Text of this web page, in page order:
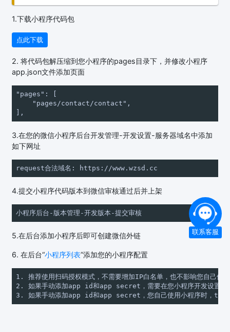
1.下载小程序代码包
点此下载
2. 将代码包解压缩到您小程序的pages目录下，并修改小程序
app.json文件添加页面
"pages": [
    "pages/contact/contact",
3.在您的微信小程序后台开发管理-开发设置-服务器域名中添加
如下网址
request合法域名: https://www.wzsd.cc
4.提交小程序代码版本到微信审核通过后并上架
小程序后台-版本管理-开发版本-提交审核
5.在后台添加小程序后即可创建微信外链
6. 在后台“小程序列表”添加您的小程序配置
1. 推荐使用扫码授权模式，不需要增加IP白名单，也不影响您自己使
2. 如果手动添加app id和app secret，需要在您小程序开发设置中
3. 如果手动添加app id和app secret，您自己使用小程序时，
联系客服